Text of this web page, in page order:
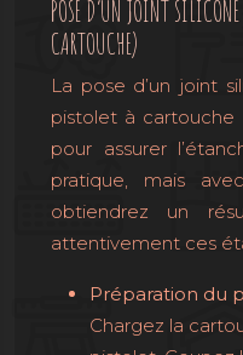
POSE D’UN JOINT
CARTOUCHE)
La pose d’un joint
pistolet à
pour assurer
pratique, mais
obtiendrez un
attentivement ces
Préparation du
Chargez la